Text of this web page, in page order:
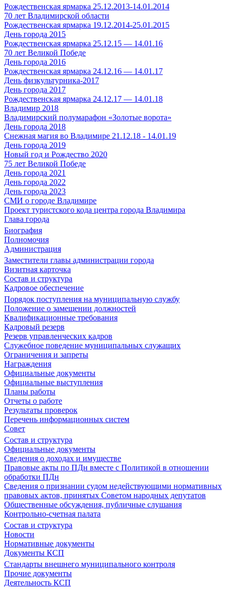
Рождественская ярмарка 25.12.2013-14.01.2014
70 лет Владимирской области
Рождественская ярмарка 19.12.2014-25.01.2015
День города 2015
Рождественская ярмарка 25.12.15 — 14.01.16
70 лет Великой Победе
День города 2016
Рождественская ярмарка 24.12.16 — 14.01.17
День физкультурника-2017
День города 2017
Рождественская ярмарка 24.12.17 — 14.01.18
Владимир 2018
Владимирский полумарафон «Золотые ворота»
День города 2018
Снежная магия во Владимире 21.12.18 - 14.01.19
День города 2019
Новый год и Рождество 2020
75 лет Великой Победе
День города 2021
День города 2022
День города 2023
СМИ о городе Владимире
Проект туристского кода центра города Владимира
Глава города
Биография
Полномочия
Администрация
Заместители главы администрации города
Визитная карточка
Состав и структура
Кадровое обеспечение
Порядок поступления на муниципальную службу
Положение о замещении должностей
Квалификационные требования
Кадровый резерв
Резерв управленческих кадров
Служебное поведение муниципальных служащих
Ограничения и запреты
Награждения
Официальные документы
Официальные выступления
Планы работы
Отчеты о работе
Результаты проверок
Перечень информационных систем
Совет
Состав и структура
Официальные документы
Сведения о доходах и имуществе
Правовые акты по ПДн вместе с Политикой в отношении
обработки ПДн
Сведения о признании судом недействующими нормативных
правовых актов, принятых Советом народных депутатов
Общественные обсуждения, публичные слушания
Контрольно-счетная палата
Состав и структура
Новости
Нормативные документы
Документы КСП
Стандарты внешнего муниципального контроля
Прочие документы
Деятельность КСП